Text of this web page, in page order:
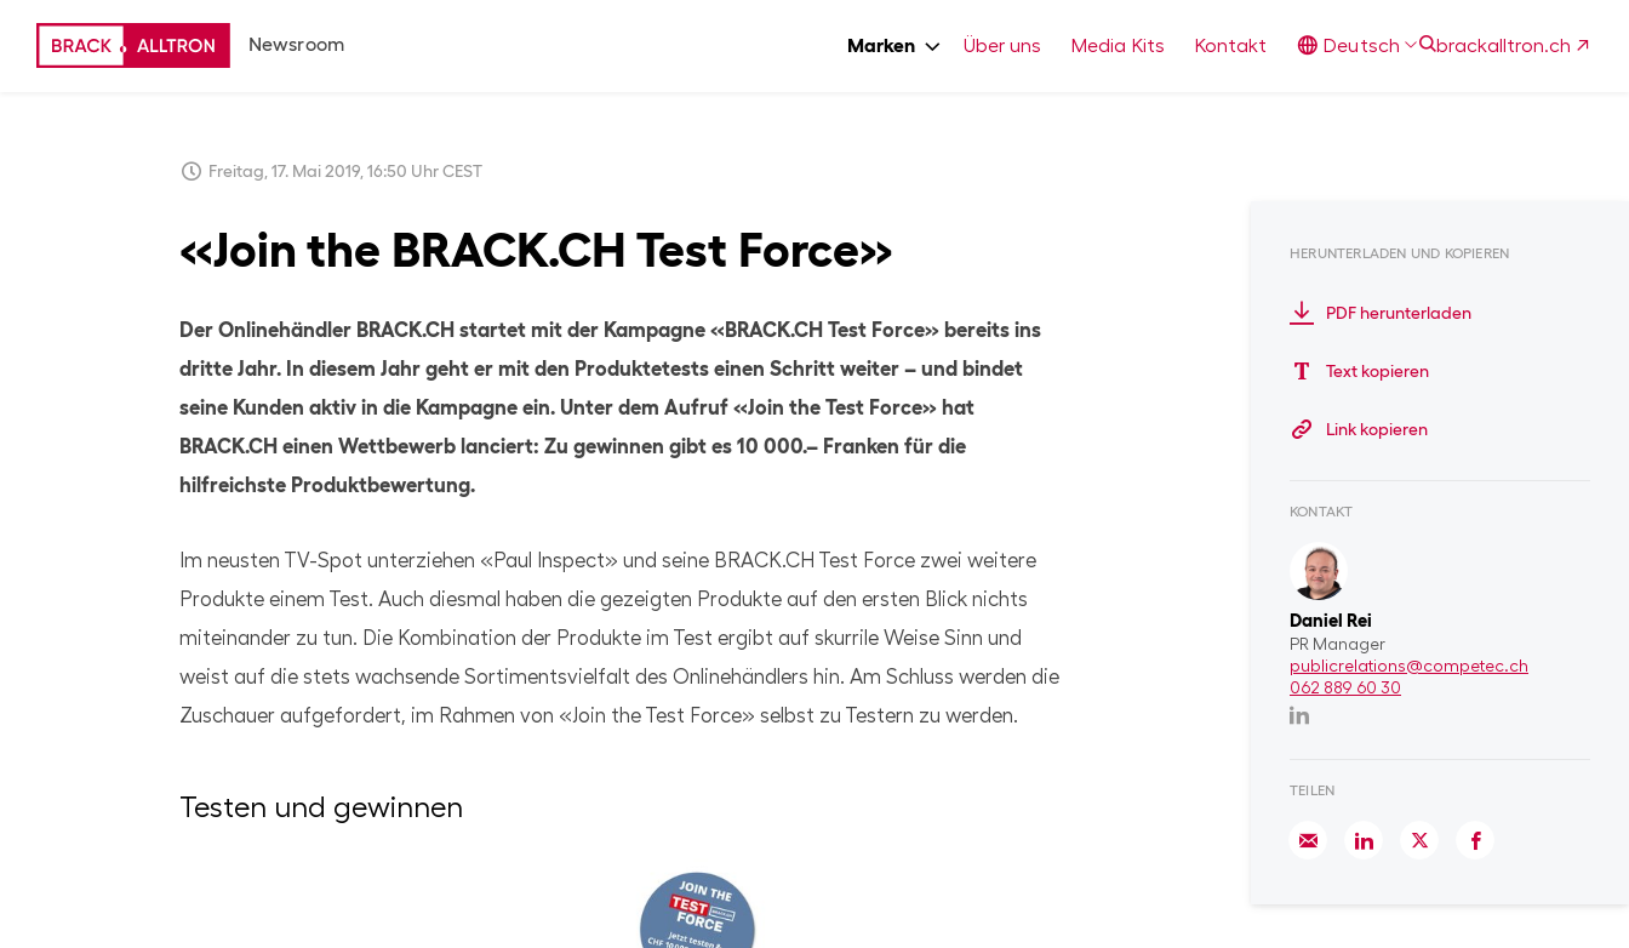
Newsroom Marken Über uns Media Kits Kontakt Deutsch brackalltron.ch
Freitag, 17. Mai 2019, 16:50 Uhr CEST
«Join the BRACK.CH Test Force»
Der Onlinehändler BRACK.CH startet mit der Kampagne «BRACK.CH Test Force» bereits ins
dritte Jahr. In diesem Jahr geht er mit den Produktetests einen Schritt weiter – und bindet
seine Kunden aktiv in die Kampagne ein. Unter dem Aufruf «Join the Test Force» hat
BRACK.CH einen Wettbewerb lanciert: Zu gewinnen gibt es 10 000.– Franken für die
hilfreichste Produktbewertung.
Im neusten TV-Spot unterziehen «Paul Inspect» und seine BRACK.CH Test Force zwei weitere
Produkte einem Test. Auch diesmal haben die gezeigten Produkte auf den ersten Blick nichts
miteinander zu tun. Die Kombination der Produkte im Test ergibt auf skurrile Weise Sinn und
weist auf die stets wachsende Sortimentsvielfalt des Onlinehändlers hin. Am Schluss werden die
Zuschauer aufgefordert, im Rahmen von «Join the Test Force» selbst zu Testern zu werden.
Testen und gewinnen
HERUNTERLADEN UND KOPIEREN
PDF herunterladen
Text kopieren
Link kopieren
KONTAKT
Daniel Rei
PR Manager
publicrelations@competec.ch
062 889 60 30
TEILEN